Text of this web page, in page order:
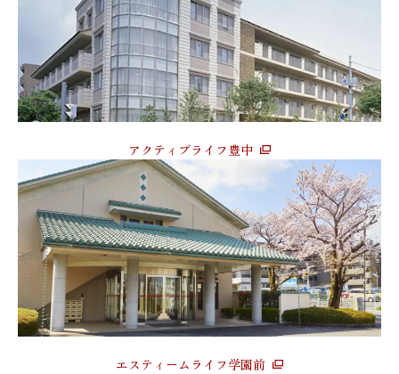
アクティブライフ豊中
エスティームライフ学園前